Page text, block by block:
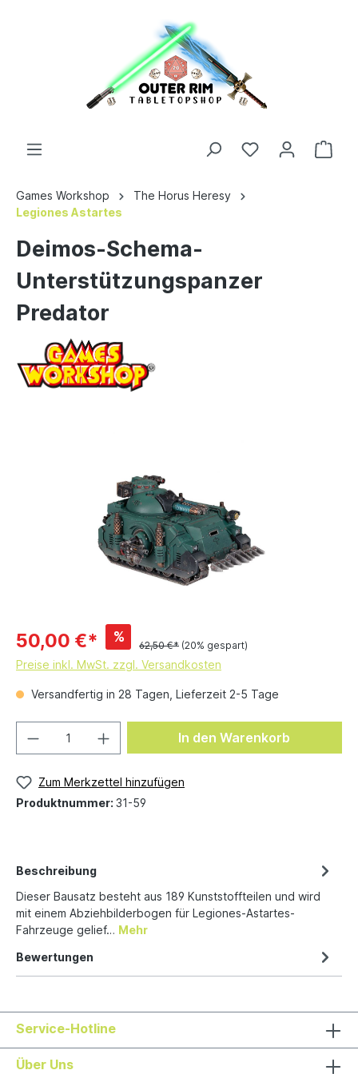
Games Workshop
The Horus Heresy
Legiones Astartes
Deimos-Schema-
Unterstützungspanzer
Predator
50,00 €* %
62,50 €* (20% gespart)
Preise inkl. MwSt. zzgl. Versandkosten
Versandfertig in 28 Tagen, Lieferzeit 2-5 Tage
In den Warenkorb
Zum Merkzettel hinzufügen
Produktnummer: 31-59
Beschreibung
Dieser Bausatz besteht aus 189 Kunststoffteilen und wird
mit einem Abziehbilderbogen für Legiones-Astartes-
Fahrzeuge gelief… Mehr
Bewertungen
Service-Hotline
Über Uns